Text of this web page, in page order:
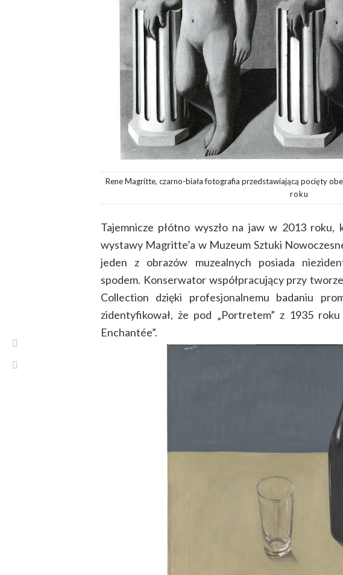
Rene Magritte, czarno-biała fotografia przedstawiającą pocięty
roku
Tajemnicze płótno wyszło na jaw w 2013
wystawy Magritte’a w Muzeum Sztuki
jeden z obrazów muzealnych posiada
spodem. Konserwator współpracujący przy
Collection dzięki profesjonalnemu badaniu
zidentyfikował, że pod „Portretem” z 1935
Enchantée”.